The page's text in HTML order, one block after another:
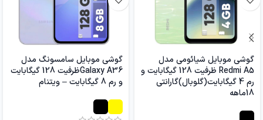
گوشی موبایل شیائومی مدل
Redmi A5 ظرفیت 128 گیگابایت و
رم 4 گیگابایت(گلوبال)گارانتی
18ماهه
گوشی موبایل سامسونگ مدل
Galaxy A36ظرفیت 128 گیگابایت
و رم 8 گیگابایت – ویتنام